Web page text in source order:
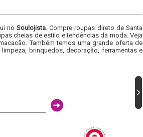
no Soulojista. Compre roupas direto de Santa
cheias de estilo e tendências da moda. Veja
Também temos uma grande oferta de
brinquedos, decoração, ferramentas e